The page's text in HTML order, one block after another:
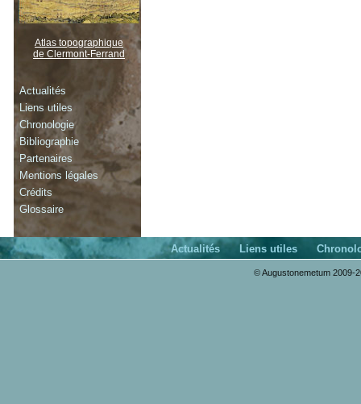
Atlas topographique
de Clermont-Ferrand
Actualités
Liens utiles
Chronologie
Bibliographie
Partenaires
Mentions légales
Crédits
Glossaire
Actualités Liens utiles
© Augustonemetum 2009-